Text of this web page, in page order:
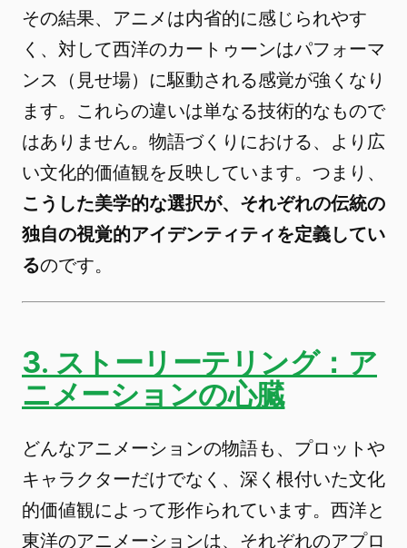
その結果、アニメは内省的に感じられやす
く、対して西洋のカートゥーンはパフォーマ
ンス（見せ場）に駆動される感覚が強くなり
ます。これらの違いは単なる技術的なもので
はありません。物語づくりにおける、より広
い文化的価値観を反映しています。つまり、
こうした美学的な選択が、それぞれの伝統の
独自の視覚的アイデンティティを定義してい
るのです。
3. ストーリーテリング：ア
ニメーションの心臓
どんなアニメーションの物語も、プロットや
キャラクターだけでなく、深く根付いた文化
的価値観によって形作られています。西洋と
東洋のアニメーションは、それぞれのアプロ